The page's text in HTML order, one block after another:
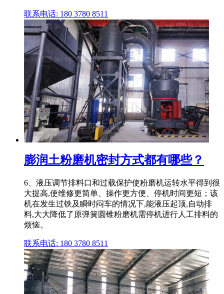
联系电话: 180 3780 8511
膨润土粉磨机密封方式都有哪些？
6、液压调节排料口和过载保护使粉磨机运转水平得到很
大提高,使维修更简单、操作更方便、停机时间更短；该
机在发生过铁及瞬时闷车的情况下,能液压起顶,自动排
料,大大降低了原弹簧圆锥粉磨机需停机进行人工排料的
烦恼。
联系电话: 180 3780 8511